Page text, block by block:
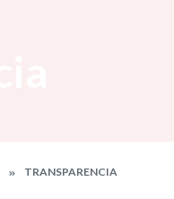
TRANSPARENCIA